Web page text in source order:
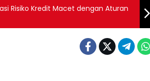
Risiko Kredit Macet dengan Aturan